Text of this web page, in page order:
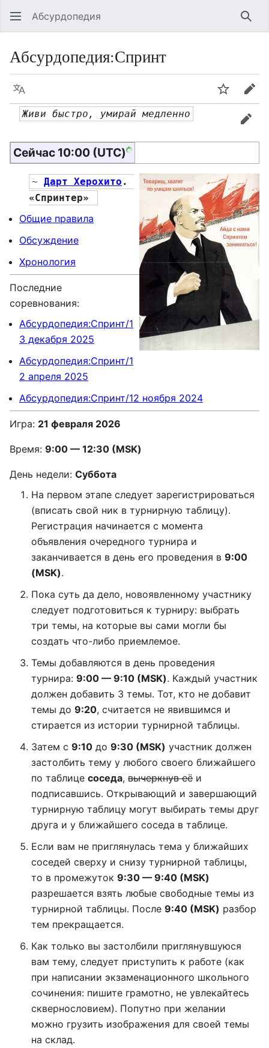
Абсурдопедия
Абсурдопедия:Спринт
Язык
Сейчас 10:00 (UTC)
Живи быстро, умирай медленно
~ Дарт Херохито .
«Спринтер»
Общие правила
Обсуждение
Хронология
Последние
соревнования:
Абсурдопедия:Спринт/1
3 декабря 2025
Абсурдопедия:Спринт/1
2 апреля 2025
Абсурдопедия:Спринт/12 ноября 2024
Игра: 21 февраля 2026
Время: 9:00 — 12:30 (MSK)
День недели: Суббота
На первом этапе следует зарегистрироваться
(вписать свой ник в турнирную таблицу).
Регистрация начинается с момента
объявления очередного турнира и
заканчивается в день его проведения в 9:00
(MSK).
Пока суть да дело, новоявленному участнику
следует подготовиться к турниру: выбрать
три темы, на которые вы сами могли бы
создать что-либо приемлемое.
Темы добавляются в день проведения
турнира: 9:00 — 9:10 (MSK). Каждый участник
должен добавить 3 темы. Тот, кто не добавит
темы до 9:20, считается не явившимся и
стирается из истории турнирной таблицы.
Затем с 9:10 до 9:30 (MSK) участник должен
застолбить тему у любого своего ближайшего
по таблице соседа, вычеркнув её и
подписавшись. Открывающий и завершающий
турнирную таблицу могут выбирать темы друг
друга и у ближайшего соседа в таблице.
Если вам не приглянулась тема у ближайших
соседей сверху и снизу турнирной таблицы,
то в промежуток 9:30 — 9:40 (MSK)
разрешается взять любые свободные темы из
турнирной таблицы. После 9:40 (MSK) разбор
тем прекращается.
Как только вы застолбили приглянувшуюся
вам тему, следует приступить к работе (как
при написании экзаменационного школьного
сочинения: пишите грамотно, не увлекайтесь
сквернословием). Попутно при желании
можно грузить изображения для своей темы
на склад.